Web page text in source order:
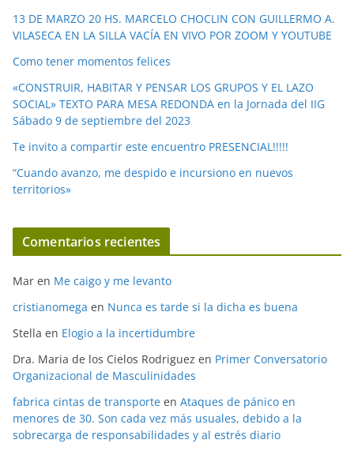
e
o
13 DE MARZO 20 HS. MARCELO CHOCLIN CON GUILLERMO A.
VILASECA EN LA SILLA VACÍA EN VIVO POR ZOOM Y YOUTUBE
Como tener momentos felices
«CONSTRUIR, HABITAR Y PENSAR LOS GRUPOS Y EL LAZO
SOCIAL» TEXTO PARA MESA REDONDA en la Jornada del IIG
Sábado 9 de septiembre del 2023
Te invito a compartir este encuentro PRESENCIAL!!!!!
“Cuando avanzo, me despido e incursiono en nuevos
territorios»
Comentarios recientes
Mar en Me caigo y me levanto
cristianomega en Nunca es tarde si la dicha es buena
Stella en Elogio a la incertidumbre
Dra. Maria de los Cielos Rodriguez en Primer Conversatorio
Organizacional de Masculinidades
fabrica cintas de transporte en Ataques de pánico en
menores de 30. Son cada vez más usuales, debido a la
sobrecarga de responsabilidades y al estrés diario